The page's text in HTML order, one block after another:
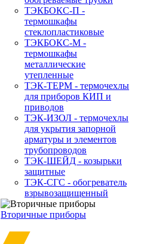
ТЭКБОКС-П -
термошкафы
стеклопластиковые
ТЭКБОКС-М -
термошкафы
металлические
утепленные
ТЭК-ТЕРМ - термочехлы
для приборов КИП и
приводов
ТЭК-ИЗОЛ - термочехлы
для укрытия запорной
арматуры и элементов
трубопроводов
ТЭК-ШЕЙД - козырьки
защитные
ТЭК-СГС - обогреватель
взрывозащищенный
Вторичные приборы